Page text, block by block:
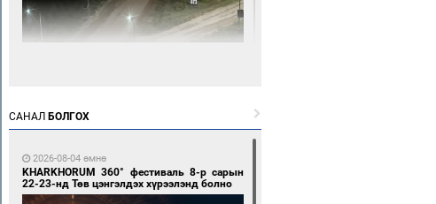
САНАЛ БОЛГОХ
2026-08-04 өмнө
KHARKHORUM 360° фестиваль 8-р сарын
22-23-нд Төв цэнгэлдэх хүрээлэнд болно